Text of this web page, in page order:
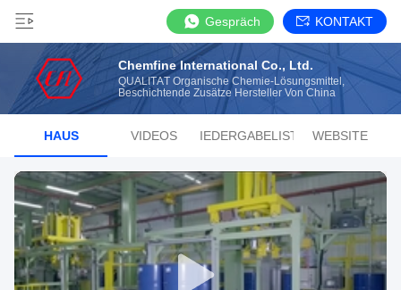
Gespräch KONTAKT
Chemfine International Co., Ltd.
QUALITÄT Organische Chemie-Lösungsmittel,
Beschichtende Zusätze Hersteller Von China
HAUS VIDEOS WIEDERGABELISTE WEBSITE